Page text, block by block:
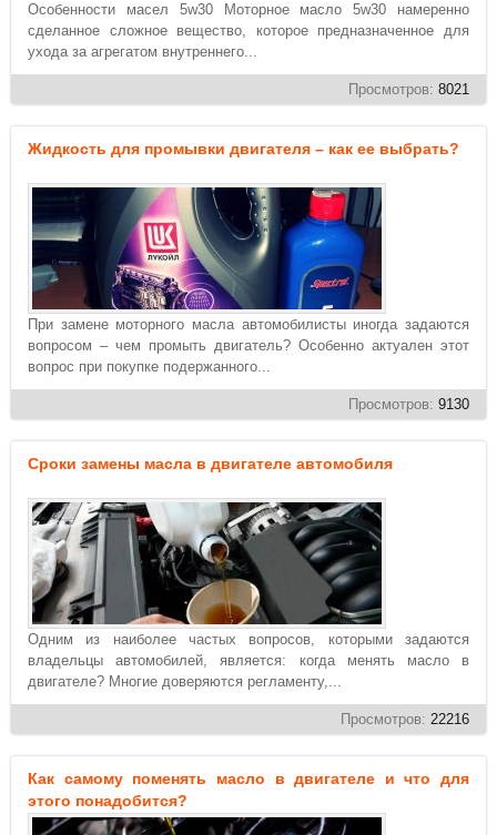
Особенности масел 5w30 Моторное масло 5w30 намеренно
сделанное сложное вещество, которое предназначенное для
ухода за агрегатом внутреннего...
Просмотров: 8021
Жидкость для промывки двигателя – как ее выбрать?
При замене моторного масла автомобилисты иногда задаются
вопросом – чем промыть двигатель? Особенно актуален этот
вопрос при покупке подержанного...
Просмотров: 9130
Сроки замены масла в двигателе автомобиля
Одним из наиболее частых вопросов, которыми задаются
владельцы автомобилей, является: когда менять масло в
двигателе? Многие доверяются регламенту,...
Просмотров: 22216
Как самому поменять масло в двигателе и что для
этого понадобится?